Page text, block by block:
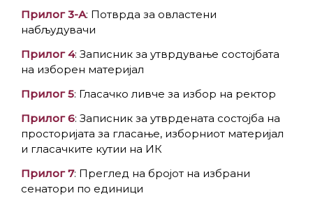
Прилог 3-А: Потврда за овластени
набљудувачи
Прилог 4: Записник за утврдување состојбата
на изборен материјал
Прилог 5: Гласачко ливче за избор на ректор
Прилог 6: Записник за утврдената состојба на
просторијата за гласање, изборниот материјал
и гласачките кутии на ИК
Прилог 7: Преглед на бројот на избрани
сенатори по единици